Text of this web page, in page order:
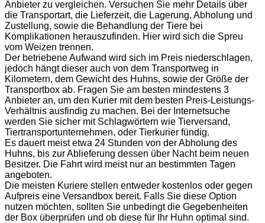
Anbieter zu vergleichen. Versuchen Sie mehr Details über
die Transportart, die Lieferzeit, die Lagerung, Abholung und
Zustellung, sowie die Behandlung der Tiere bei
Komplikationen herauszufinden. Hier wird sich die Spreu
vom Weizen trennen.
Der betriebene Aufwand wird sich im Preis niederschlagen,
jedoch hängt dieser auch von dem Transportweg in
Kilometern, dem Gewicht des Huhns, sowie der Größe der
Transportbox ab. Fragen Sie am besten mindestens 3
Anbieter an, um den Kurier mit dem besten Preis-Leistungs-
Verhältnis ausfindig zu machen. Bei der Internetsuche
werden Sie sicher mit Schlagwörtern wie Tierversand,
Tiertransportunternehmen, oder Tierkurier fündig.
Es dauert meist etwa 24 Stunden von der Abholung des
Huhns, bis zur Ablieferung dessen über Nacht beim neuen
Besitzer. Die Fahrt wird meist nur an bestimmten Tagen
angeboten.
Die meisten Kuriere stellen entweder kostenlos oder gegen
Aufpreis eine Versandbox bereit. Falls Sie diese Option
nutzen möchten, sollten Sie unbedingt die Gegebenheiten
der Box überprüfen und ob diese für Ihr Huhn optimal sind.